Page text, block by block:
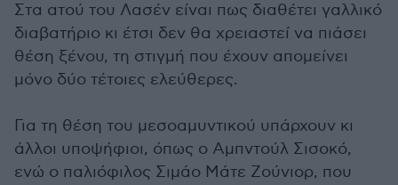
Στα ατού του Λασέν είναι πως διαθέτει γαλλικό
διαβατήριο κι έτσι δεν θα χρειαστεί να πιάσει
θέση ξένου, τη στιγμή που έχουν απομείνει
μόνο δύο τέτοιες ελεύθερες.
Για τη θέση του μεσοαμυντικού υπάρχουν κι
άλλοι υποψήφιοι, όπως ο Αμπντούλ Σισοκό,
ενώ ο παλιόφιλος Σιμάο Μάτε Ζούνιορ, που